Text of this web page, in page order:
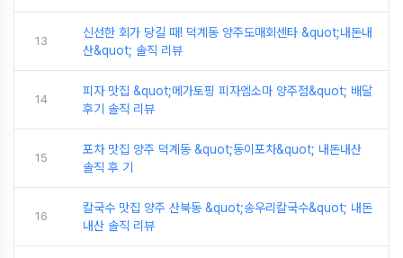
13
신선한 회가 당길 때! 덕계동 양주도매회센타 &quot;내돈내
산&quot; 솔직 리뷰
14
피자 맛집 &quot;메가토핑 피자엠소마 양주점&quot; 배달
후기 솔직 리뷰
15
포차 맛집 양주 덕계동 &quot;동이포차&quot; 내돈내산
솔직 후 기
16
칼국수 맛집 양주 산북동 &quot;송우리칼국수&quot; 내돈
내산 솔직 리뷰